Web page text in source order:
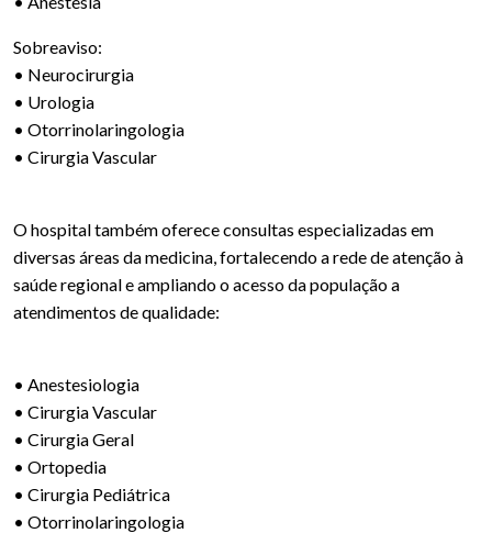
Sobreaviso:
• Neurocirurgia
• Urologia
• Otorrinolaringologia
• Cirurgia Vascular
O hospital também oferece consultas especializadas em
diversas áreas da medicina, fortalecendo a rede de atenção à
saúde regional e ampliando o acesso da população a
atendimentos de qualidade:
• Anestesiologia
• Cirurgia Vascular
• Cirurgia Geral
• Ortopedia
• Cirurgia Pediátrica
• Otorrinolaringologia